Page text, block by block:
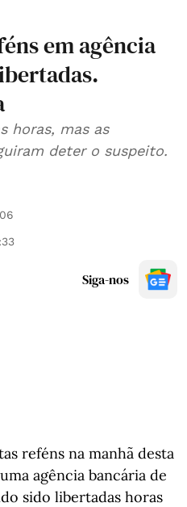
em agência
horas, mas as
deter o suspeito.
Siga-nos
reféns na manhã desta
agência bancária de
sido libertadas horas